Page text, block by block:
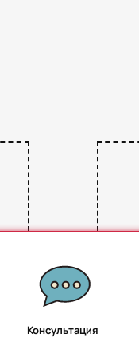
Консультация